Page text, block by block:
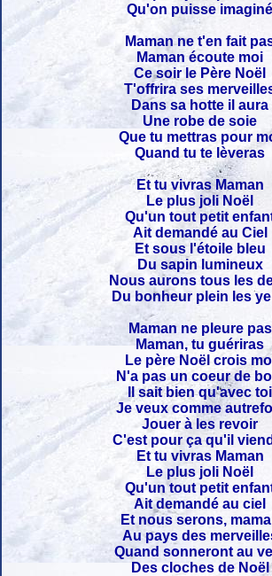
Qu'on puisse imaginé
Maman ne t'en fait
Maman écoute moi
Ce soir le Père Noël
T'offrira ses
Dans sa hotte il aura
Une robe de soie
Que tu mettras pour
Quand tu te lèveras
Et tu vivras Maman
Le plus joli Noël
Qu'un tout petit
Ait demandé au Ciel
Et sous l'étoile bleu
Du sapin lumineux
Nous aurons tous les
Du bonheur plein les
Maman ne pleure pas
Maman, tu guériras
Le père Noël crois
N'a pas un coeur de
Il sait bien qu'avec toi
Je veux comme
Jouer à les revoir
C'est pour ça qu'il
Et tu vivras Maman
Le plus joli Noël
Qu'un tout petit
Ait demandé au ciel
Et nous serons,
Au pays des
Quand sonneront au
Des cloches de Noël